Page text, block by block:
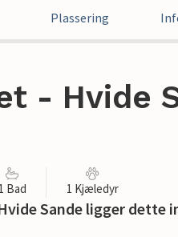
Plassering
- Hvide
1 Bad 1 Kjæledyr
Sande ligger dette